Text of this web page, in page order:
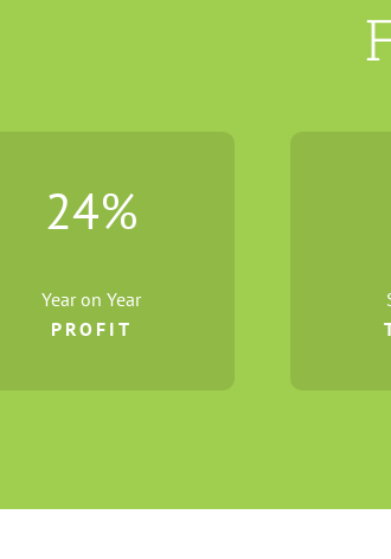
24%
Year on Year
PROFIT